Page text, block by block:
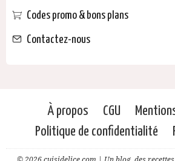
Codes promo & bons plans
Contactez-nous
À propos CGU
Politique de confidentialité